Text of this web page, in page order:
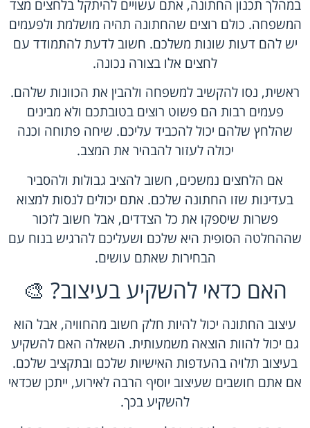
במהלך תכנון החתונה, אתם עשויים להיתקל בלחצים מצד
המשפחה. כולם רוצים שהחתונה תהיה מושלמת ולפעמים
יש להם דעות שונות משלכם. חשוב לדעת להתמודד עם
לחצים אלו בצורה נכונה.
ראשית, נסו להקשיב למשפחה ולהבין את הכוונות שלהם.
פעמים רבות הם פשוט רוצים בטובתכם ולא מבינים
שהלחץ שלהם יכול להכביד עליכם. שיחה פתוחה וכנה
יכולה לעזור להבהיר את המצב.
אם הלחצים נמשכים, חשוב להציב גבולות ולהסביר
בעדינות שזו החתונה שלכם. אתם יכולים לנסות למצוא
פשרות שיספקו את כל הצדדים, אבל חשוב לזכור
שההחלטה הסופית היא שלכם ושעליכם להרגיש בנוח עם
הבחירות שאתם עושים.
האם כדאי להשקיע בעיצוב? 🎨
עיצוב החתונה יכול להיות חלק חשוב מהחוויה, אבל הוא
גם יכול להוות הוצאה משמעותית. השאלה האם להשקיע
בעיצוב תלויה בהעדפות האישיות שלכם ובתקציב שלכם.
אם אתם חושבים שעיצוב יוסיף הרבה לאירוע, ייתכן שכדאי
להשקיע בכך.